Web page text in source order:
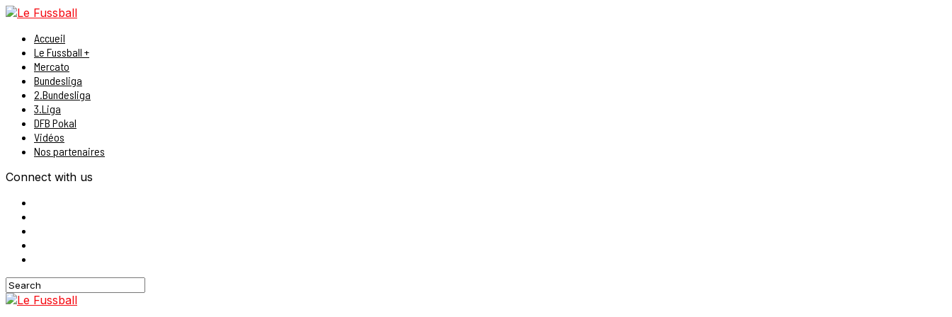
Accueil
Le Fussball +
Mercato
Bundesliga
2.Bundesliga
3.Liga
DFB Pokal
Vidéos
Nos partenaires
Connect with us